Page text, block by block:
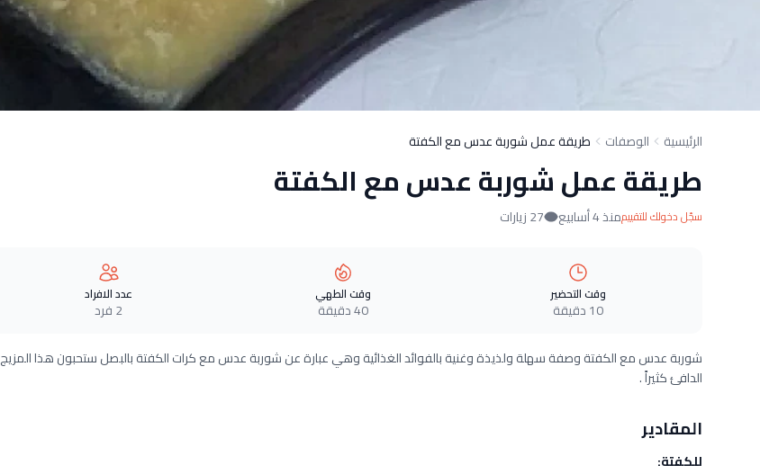
الرئيسية الوصفات طريقة عمل شوربة عدس مع الكفتة
طريقة عمل شوربة عدس مع الكفتة
سجّل دخولك للتقييممنذ 4 أسابيع 27 زيارات
وقت التحضير
10 دقيقة
وقت الطهي
40 دقيقة
عدد الافراد
2 فرد
شوربة عدس مع الكفتة وصفة سهلة ولذيذة وغنية بالفوائد الغذائية وهي عبارة عن شوربة عدس مع كرات الكفتة بالبصل ستحبون هذا المزيج
الدافئ كثيراً .
المقادير
للكفتة: